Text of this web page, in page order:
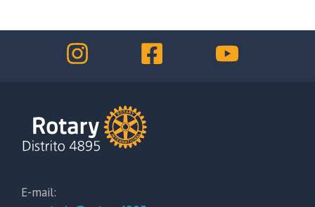
E-mail: